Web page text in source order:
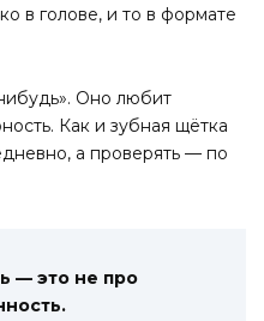
в голове, и то в формате
Оно любит
Как и зубная щётка
а проверять — по
— это не про